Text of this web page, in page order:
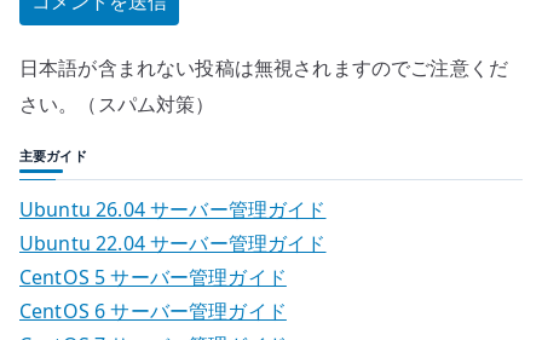
日本語が含まれない投稿は無視されますのでご注意くだ
さい。（スパム対策）
主要ガイド
Ubuntu 26.04 サーバー管理ガイド
Ubuntu 22.04 サーバー管理ガイド
CentOS 5 サーバー管理ガイド
CentOS 6 サーバー管理ガイド